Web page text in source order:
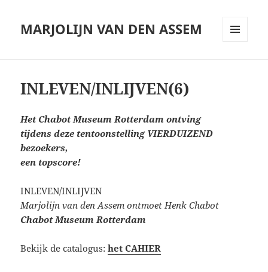
MARJOLIJN VAN DEN ASSEM
INLEVEN/INLIJVEN(6)
Het Chabot Museum Rotterdam ontving
tijdens deze tentoonstelling VIERDUIZEND
bezoekers,
een topscore!
INLEVEN/INLIJVEN
Marjolijn van den Assem ontmoet Henk Chabot
Chabot Museum Rotterdam
Bekijk de catalogus:het CAHIER